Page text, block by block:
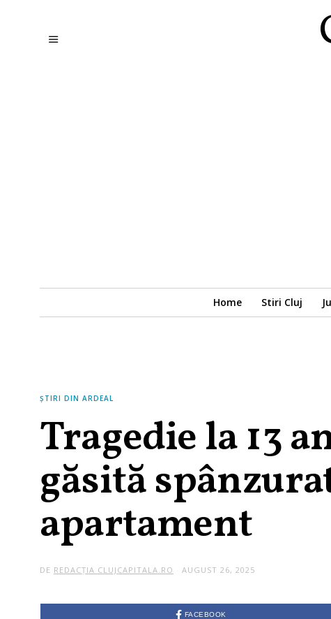
Home Stiri Cluj
ȘTIRI DIN ARDEAL
Tragedie la 13
găsită
apartament
DE REDACȚIA CLUJCAPITALA.RO AUGUST 26, 2025
FACEBOOK